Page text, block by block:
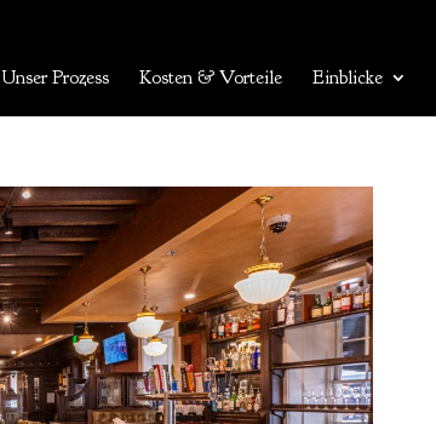
Unser Prozess Kosten & Vorteile Einblicke